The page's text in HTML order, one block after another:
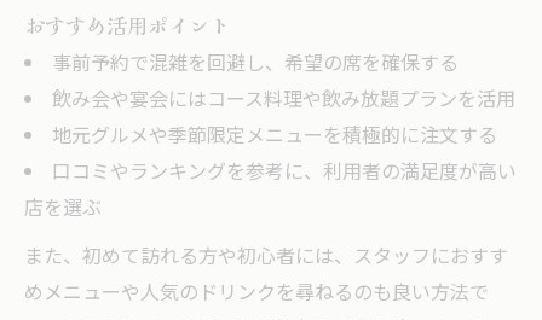
おすすめ活用ポイント
事前予約で混雑を回避し、希望の席を確保する
飲み会や宴会にはコース料理や飲み放題プランを活用
地元グルメや季節限定メニューを積極的に注文する
口コミやランキングを参考に、利用者の満足度が高い
店を選ぶ
また、初めて訪れる方や初心者には、スタッフにおすす
めメニューや人気のドリンクを尋ねるのも良い方法で